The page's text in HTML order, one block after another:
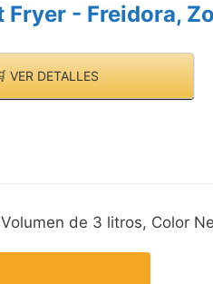
Fryer - Freidora,
VER DETALLES
de 3 litros, Color